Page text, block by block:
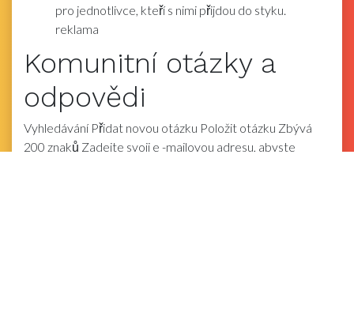
pro jednotlivce, kteří s nimi přijdou do styku.
reklama
Komunitní otázky a
odpovědi
Vyhledávání Přidat novou otázku Položit otázku Zbývá
200 znaků Zadejte svoji e -mailovou adresu, abyste